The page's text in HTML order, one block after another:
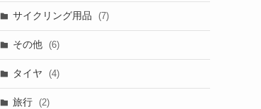
サイクリング用品 (7)
その他 (6)
タイヤ (4)
旅行 (2)